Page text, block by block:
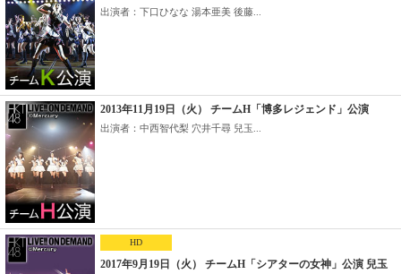
出演者：下口ひなな 湯本亜美 後藤...
2013年11月19日（火） チームH「博多レジェンド」公演
出演者：中西智代梨 穴井千尋 兒玉...
HD
2017年9月19日（火） チームH「シアターの女神」公演 兒玉